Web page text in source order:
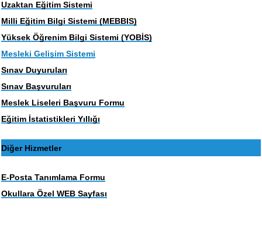
Uzaktan Eğitim Sistemi
Milli Eğitim Bilgi Sistemi (MEBBIS)
Yüksek Öğrenim Bilgi Sistemi (YOBİS)
Mesleki Gelişim Sistemi
Sınav Duyuruları
Sınav Başvuruları
Meslek Liseleri Başvuru Formu
Eğitim İstatistikleri Yıllığı
Diğer Hizmetler
E-Posta Tanımlama Formu
Okullara Özel WEB Sayfası